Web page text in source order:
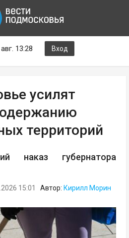
13:28 Вход
усилят
территорий
наказ губернатора
15:01 Автор: Кирилл Морин